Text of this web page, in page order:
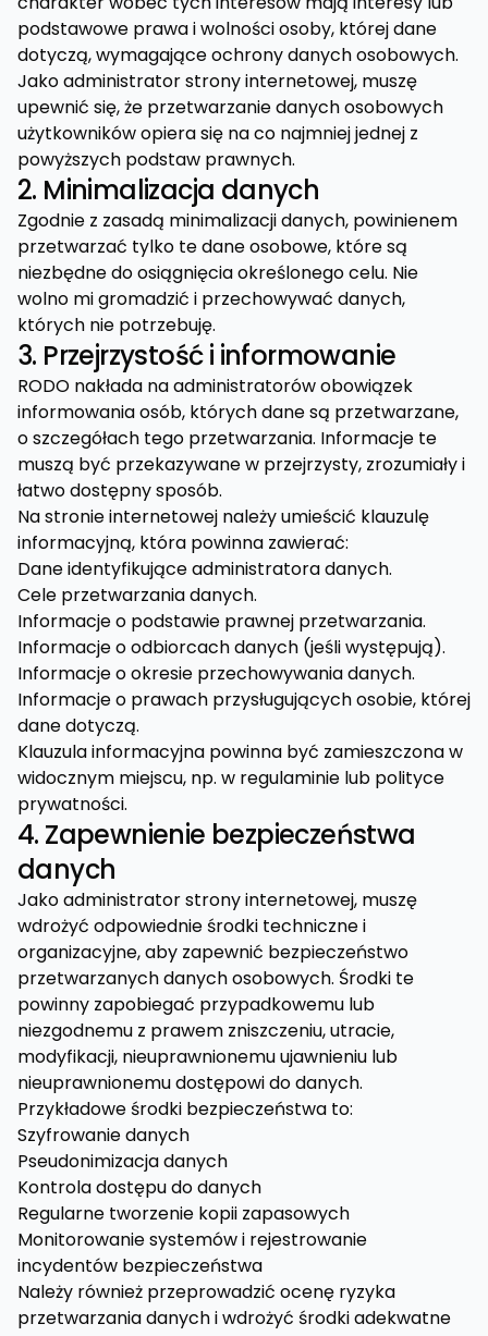
podstawowe prawa i wolności osoby, której dane
dotyczą, wymagające ochrony danych osobowych.
Jako administrator strony internetowej, muszę
upewnić się, że przetwarzanie danych osobowych
użytkowników opiera się na co najmniej jednej z
powyższych podstaw prawnych.
2. Minimalizacja danych
Zgodnie z zasadą minimalizacji danych, powinienem
przetwarzać tylko te dane osobowe, które są
niezbędne do osiągnięcia określonego celu. Nie
wolno mi gromadzić i przechowywać danych,
których nie potrzebuję.
3. Przejrzystość i informowanie
RODO nakłada na administratorów obowiązek
informowania osób, których dane są przetwarzane,
o szczegółach tego przetwarzania. Informacje te
muszą być przekazywane w przejrzysty, zrozumiały i
łatwo dostępny sposób.
Na stronie internetowej należy umieścić klauzulę
informacyjną, która powinna zawierać:
Dane identyfikujące administratora danych.
Cele przetwarzania danych.
Informacje o podstawie prawnej przetwarzania.
Informacje o odbiorcach danych (jeśli występują).
Informacje o okresie przechowywania danych.
Informacje o prawach przysługujących osobie, której
dane dotyczą.
Klauzula informacyjna powinna być zamieszczona w
widocznym miejscu, np. w regulaminie lub polityce
prywatności.
4. Zapewnienie bezpieczeństwa
danych
Jako administrator strony internetowej, muszę
wdrożyć odpowiednie środki techniczne i
organizacyjne, aby zapewnić bezpieczeństwo
przetwarzanych danych osobowych. Środki te
powinny zapobiegać przypadkowemu lub
niezgodnemu z prawem zniszczeniu, utracie,
modyfikacji, nieuprawnionemu ujawnieniu lub
nieuprawnionemu dostępowi do danych.
Przykładowe środki bezpieczeństwa to:
Szyfrowanie danych
Pseudonimizacja danych
Kontrola dostępu do danych
Regularne tworzenie kopii zapasowych
Monitorowanie systemów i rejestrowanie
incydentów bezpieczeństwa
Należy również przeprowadzić ocenę ryzyka
przetwarzania danych i wdrożyć środki adekwatne